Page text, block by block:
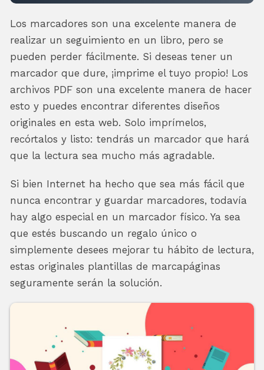
Los marcadores son una excelente manera de
realizar un seguimiento en un libro, pero se
pueden perder fácilmente. Si deseas tener un
marcador que dure, ¡imprime el tuyo propio! Los
archivos PDF son una excelente manera de hacer
esto y puedes encontrar diferentes diseños
originales en esta web. Solo imprímelos,
recórtalos y listo: tendrás un marcador que hará
que la lectura sea mucho más agradable.
Si bien Internet ha hecho que sea más fácil que
nunca encontrar y guardar marcadores, todavía
hay algo especial en un marcador físico. Ya sea
que estés buscando un regalo único o
simplemente desees mejorar tu hábito de lectura,
estas originales plantillas de marcapáginas
seguramente serán la solución.